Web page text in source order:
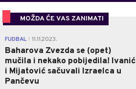
MOŽDA ĆE VAS ZANIMATI
FUDBAL 11.11.2023.
Baharova Zvezda se (opet)
mučila i nekako pobijedila! Ivanić
i Mijatović sačuvali Izraelca u
Pančevu